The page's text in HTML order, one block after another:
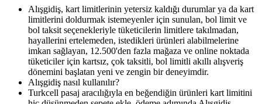
Alışgidiş, kart limitlerinin yetersiz kaldığı durumlar ya da kart
limitlerini doldurmak istemeyenler için sunulan, bol limit ve
bol taksit seçenekleriyle tüketicilerin limitlere takılmadan,
hayallerini ertelemeden, istedikleri ürünleri alabilmelerine
imkan sağlayan, 12.500'den fazla mağaza ve online noktada
tüketiciler için kartsız, çok taksitli, bol limitli akıllı alışveriş
dönemini başlatan yeni ve zengin bir deneyimdir.
Alışgidiş nasıl kullanılır?
Turkcell pasaj aracılığıyla en beğendiğin ürünleri kart limitini